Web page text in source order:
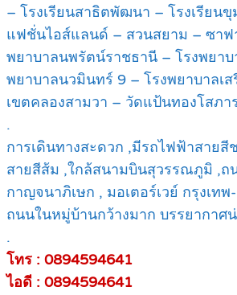
– โรงเรียนสาธิตพัฒนา – โรงเรียน
แฟชั่นไอส์แลนด์ – สวนสยาม – ซาฟ
พยาบาลนพรัตน์ราชธานี – โรงพยา
พยาบาลนวมินทร์ 9 – โรงพยาบาลเ
เขตคลองสามวา – วัดแป้นทองโสภา
.
การเดินทางสะดวก ,มีรถไฟฟ้าสาย
สายสีส้ม ,ใกล้สนามบินสุวรรณภูมิ ,ถ
กาญจนาภิเษก , มอเตอร์เวย์ กรุงเทพ
ถนนในหมู่บ้านกว้างมาก บรรยากาศ
.
โทร : 0894594641
ไอดี : 0894594641